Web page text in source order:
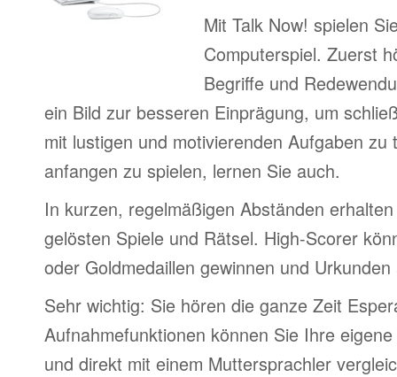
Mit Talk Now! spielen
Computerspiel. Zuerst
Begriffe und
ein Bild zur besseren Einprägung, um
mit lustigen und motivierenden Aufgaben zu
anfangen zu spielen, lernen Sie auch.
In kurzen, regelmäßigen Abständen
gelösten Spiele und Rätsel. High-Scorer
oder Goldmedaillen gewinnen und
Sehr wichtig: Sie hören die ganze Zeit
Aufnahmefunktionen können Sie Ihre
und direkt mit einem Muttersprachler